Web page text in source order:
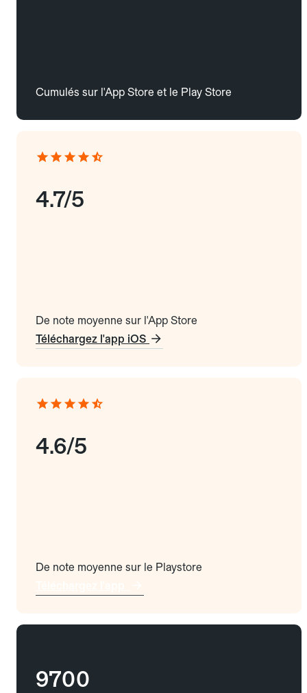
Cumulés sur l'App Store et le Play Store
4.7/5
De note moyenne sur l'App Store
Téléchargez l'app iOS
4.6/5
De note moyenne sur le Playstore
9700